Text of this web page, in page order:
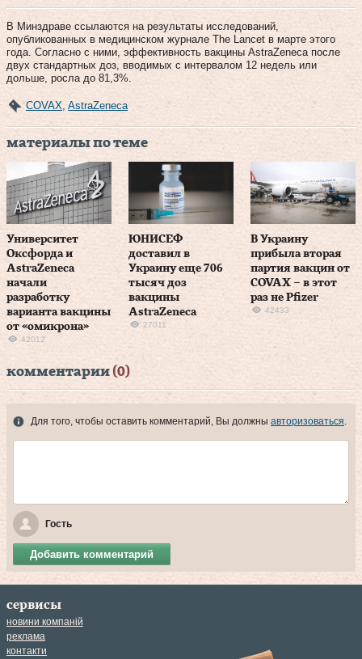
В Минздраве ссылаются на результаты исследований,
опубликованных в медицинском журнале The Lancet в марте этого
года. Согласно с ними, эффективность вакцины AstraZeneca после
двух стандартных доз, вводимых с интервалом 12 недель или
дольше, росла до 81,3%.
COVAX AstraZeneca
материалы по теме
Университет
Оксфорда и
AstraZeneca
начали
разработку
варианта вакцины
от «омикрона»
42012
ЮНИСЕФ
доставил в
Украину еще 706
тысяч доз
вакцины
AstraZeneca
27011
В Украину
прибыла вторая
партия вакцин от
COVAX – в этот
раз не Pfizer
42433
комментарии (0)
Для того, чтобы оставить комментарий, Вы должны авторизоваться.
Гость
Добавить комментарий
сервисы
новини компаній
реклама
контакти